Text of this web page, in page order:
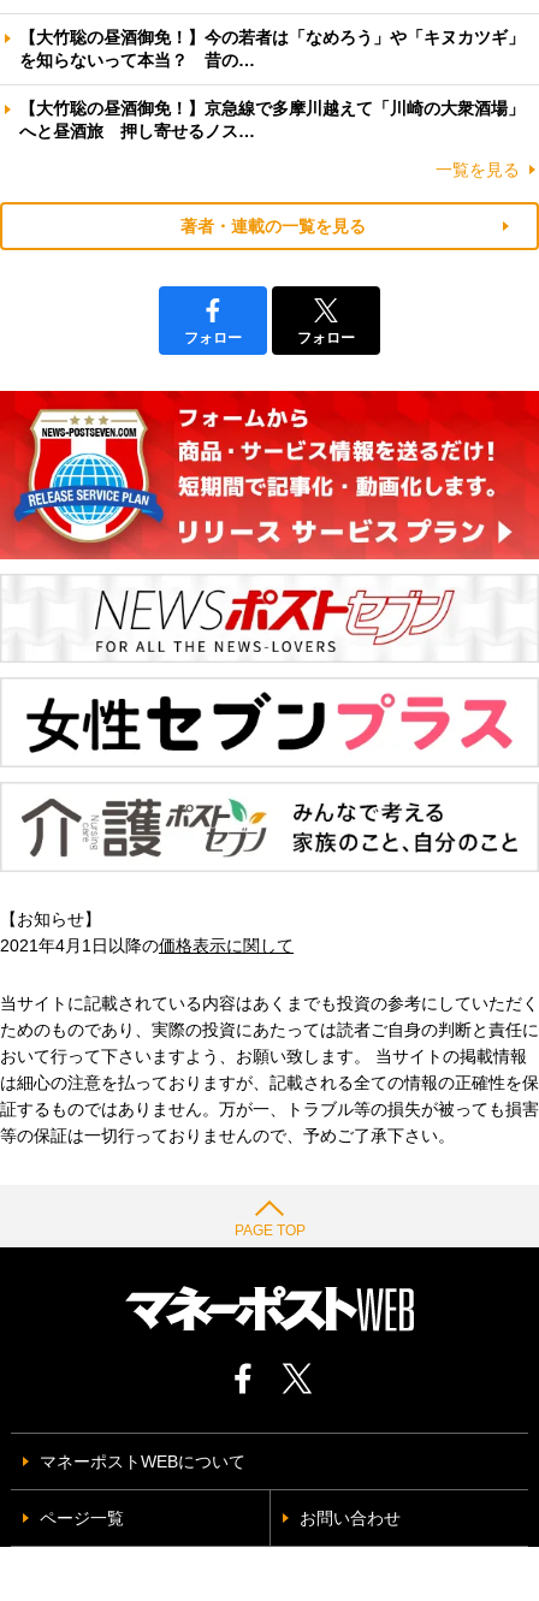
【大竹聡の昼酒御免！】今の若者は「なめろう」や「キヌカツギ」
を知らないって本当？ 昔の…
【大竹聡の昼酒御免！】京急線で多摩川越えて「川崎の大衆酒場」
へと昼酒旅 押し寄せるノス…
一覧を見る
著者・連載の一覧を見る
フォロー フォロー
【お知らせ】
2021年4月1日以降の価格表示に関して
当サイトに記載されている内容はあくまでも投資の参考にしていただく
ためのものであり、実際の投資にあたっては読者ご自身の判断と責任に
おいて行って下さいますよう、お願い致します。 当サイトの掲載情報
は細心の注意を払っておりますが、記載される全ての情報の正確性を保
証するものではありません。万が一、トラブル等の損失が被っても損害
等の保証は一切行っておりませんので、予めご了承下さい。
PAGE TOP
マネーポストWEBについて
ページ一覧 お問い合わせ